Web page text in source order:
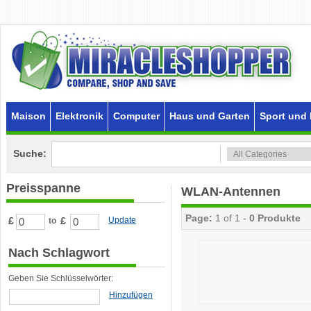
Maison Elektronik Computer Haus und Garten Sport und
Suche:
Preisspanne
£ to £ Update
Nach Schlagwort
Geben Sie Schlüsselwörter:
Hinzufügen
WLAN-Antennen
Page: 1 of 1 - 0 Produkte